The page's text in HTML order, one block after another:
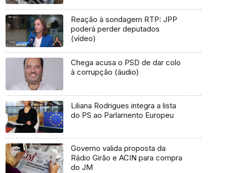
Reação à sondagem RTP: JPP
poderá perder deputados
(vídeo)
Chega acusa o PSD de dar colo
à corrupção (áudio)
Liliana Rodrigues integra a lista
do PS ao Parlamento Europeu
Governo valida proposta da
Rádio Girão e ACIN para compra
do JM